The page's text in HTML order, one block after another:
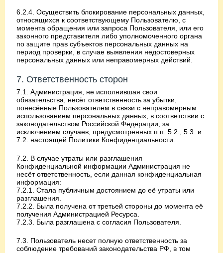
6.2.4. Осуществить блокирование персональных данных,
относящихся к соответствующему Пользователю, с
момента обращения или запроса Пользователя, или его
законного представителя либо уполномоченного органа
по защите прав субъектов персональных данных на
период проверки, в случае выявления недостоверных
персональных данных или неправомерных действий.
7. Ответственность сторон
7.1. Администрация, не исполнившая свои
обязательства, несёт ответственность за убытки,
понесённые Пользователем в связи с неправомерным
использованием персональных данных, в соответствии с
законодательством Российской Федерации, за
исключением случаев, предусмотренных п.п. 5.2., 5.3. и
7.2. настоящей Политики Конфиденциальности.
7.2. В случае утраты или разглашения
Конфиденциальной информации Администрация не
несёт ответственность, если данная конфиденциальная
информация:
7.2.1. Стала публичным достоянием до её утраты или
разглашения.
7.2.2. Была получена от третьей стороны до момента её
получения Администрацией Ресурса.
7.2.3. Была разглашена с согласия Пользователя.
7.3. Пользователь несет полную ответственность за
соблюдение требований законодательства РФ, в том